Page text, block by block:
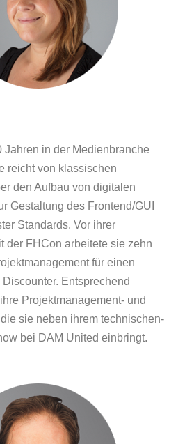
Jahren in der Medienbranche
reicht von klassischen
den Aufbau von digitalen
Gestaltung des Frontend/GUI
Standards. Vor ihrer
der FHCon arbeitete sie zehn
für einen
Entsprechend
Projektmanagement- und
sie neben ihrem technischen-
bei DAM United einbringt.